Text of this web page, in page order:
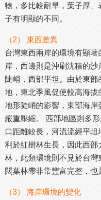
物，多比較耐旱，葉子厚
子有明顯的不同。
（2） 東西差異
台灣東西兩岸的環境有顯
岸，西邊則是沖刷沈積的
陡峭，西部平坦。由於東
地，東北季風促使較高海
地形陡峭的影響，東部海岸
嚴重壓縮。 西部地區則多
口距離較長，河流流經平
利於紅樹林生長，因此西
林，此類環境則不見於台
闊葉林帶非常豐富完整，也
（3） 海岸環境的變化